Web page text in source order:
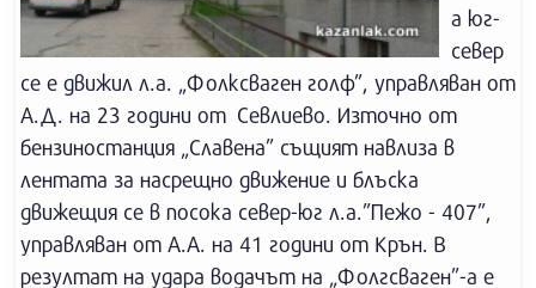
а юг-
север
се е движил л.а. „Фолксваген голф”, управляван от
А.Д. на 23 години от Севлиево. Източно от
бензиностанция „Славена” същият навлиза в
лентата за насрещно движение и блъска
движещия се в посока север-юг л.а.”Пежо - 407”,
управляван от А.А. на 41 години от Крън. В
резултат на удара водачът на „Фолгсваген”-а е